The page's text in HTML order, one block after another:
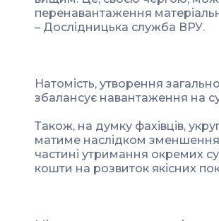
перенавантаження
– Дослідницька служба ВРУ.
Натомість, утворення
збалансує навантаження на
Також, на думку фахівців,
матиме наслідком
частині утримання окремих
кошти на розвиток якісних